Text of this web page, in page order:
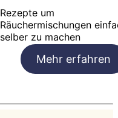
Rezepte um
Räuchermischungen
selber zu machen
Mehr erfahren